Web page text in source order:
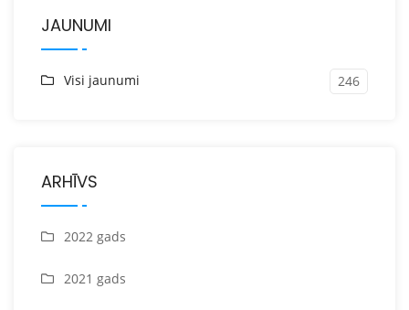
JAUNUMI
Visi jaunumi 246
ARHĪVS
2022 gads
2021 gads